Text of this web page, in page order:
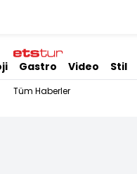
Gastro Video Stil
Tüm Haberler